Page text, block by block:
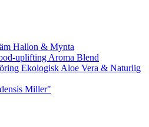
Hallon & Mynta
uplifting Aroma Blend
Ekologisk Aloe Vera & Naturlig
Miller"